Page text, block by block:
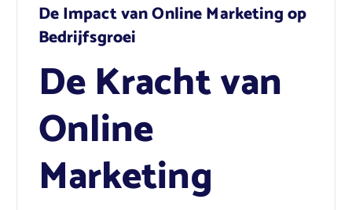
De Impact van Online Marketing op
Bedrijfsgroei
De Kracht van
Online
Marketing